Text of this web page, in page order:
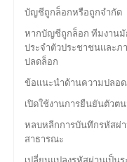
บัญชีถูกล็อกหรือถูกจำกัด
หากบัญชีถูกล็อก ทีมงานมั
ประจำตัวประชาชนและ
ปลดล็อก
ข้อแนะนำด้านความปลอ
เปิดใช้งานการยืนยันตัวต
หลบหลีกการบันทึกรหัสผ่
สาธารณะ